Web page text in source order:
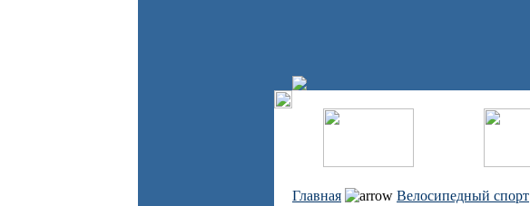
Главная Велосипедный спорт